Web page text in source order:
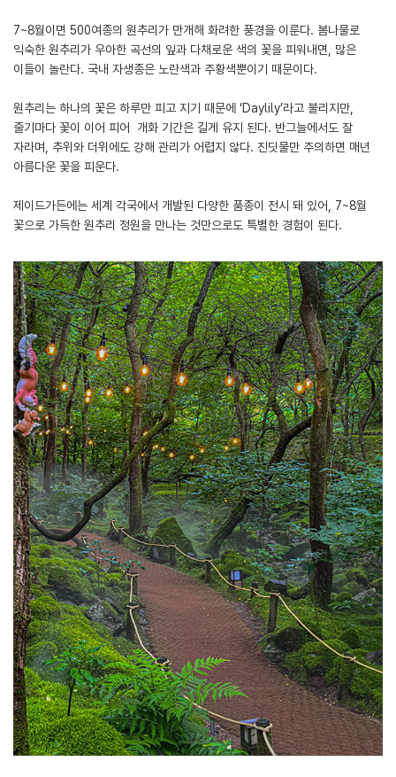
7~8월이면 500여종의 원추리가 만개해 화려한 풍경을 이룬다. 봄나물로
익숙한 원추리가 우아한 곡선의 잎과 다채로운 색의 꽃을 피워내면, 많은
이들이 놀란다. 국내 자생종은 노란색과 주황색뿐이기 때문이다.
원추리는 하나의 꽃은 하루만 피고 지기 때문에 ‘Daylily’라고 불리지만,
줄기마다 꽃이 이어 피어 개화 기간은 길게 유지 된다. 반그늘에서도 잘
자라며, 추위와 더위에도 강해 관리가 어렵지 않다. 진딧물만 주의하면 매년
아름다운 꽃을 피운다.
제이드가든에는 세계 각국에서 개발된 다양한 품종이 전시 돼 있어, 7~8월
꽃으로 가득한 원추리 정원을 만나는 것만으로도 특별한 경험이 된다.